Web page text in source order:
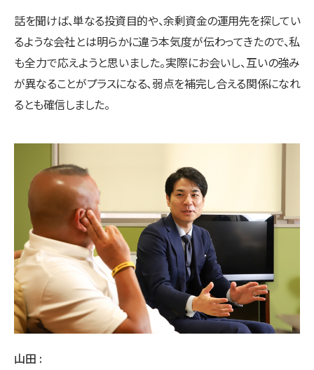
話を聞けば、単なる投資目的や、余剰資金の運用先を探してい
るような会社とは明らかに違う本気度が伝わってきたので、私
も全力で応えようと思いました。実際にお会いし、互いの強み
が異なることがプラスになる、弱点を補完し合える関係になれ
るとも確信しました。
山田